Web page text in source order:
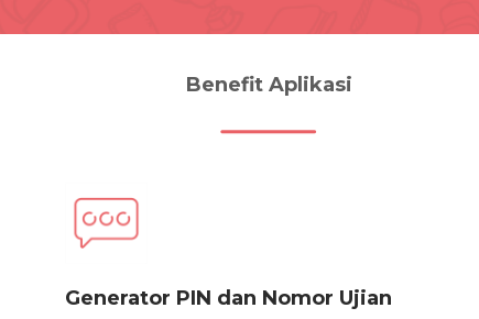
Benefit Aplikasi
Generator PIN dan Nomor Ujian